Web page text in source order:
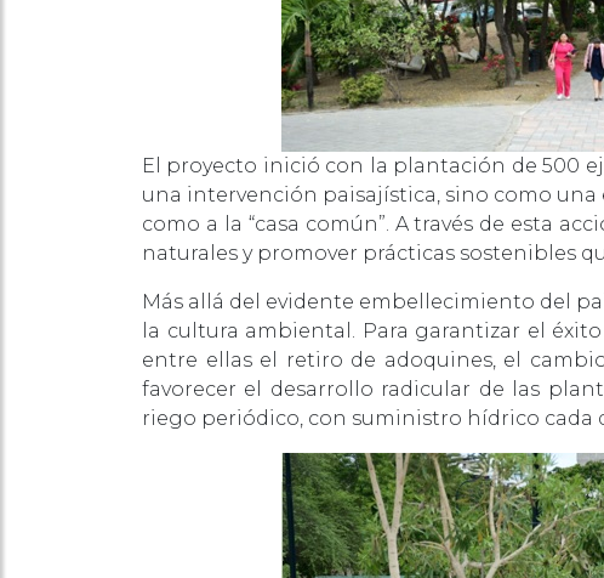
El proyecto inició con la plantación de 500
una intervención paisajística, sino como
como a la “casa común”. A través de esta
naturales y promover prácticas sostenibles
Más allá del evidente embellecimiento del
la cultura ambiental. Para garantizar el
entre ellas el retiro de adoquines, el
favorecer el desarrollo radicular de las
riego periódico, con suministro hídrico cada